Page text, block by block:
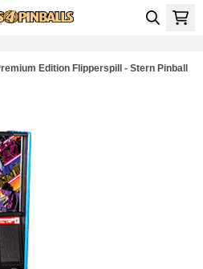
Edition Flipperspill - Stern Pinball